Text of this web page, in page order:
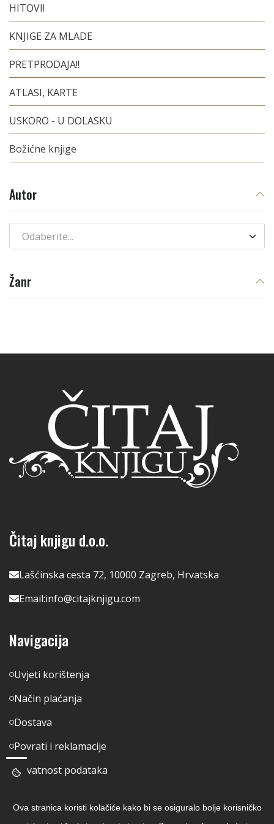
HITOVI!
KNJIGE ZA MLADE
PRETPRODAJA!!
ATLASI, KARTE
USKORO - U DOLASKU
Božićne knjige
Autor
Odaberite...
Žanr
Čitaj knjigu d.o.o.
Lašćinska cesta 72, 10000 Zagreb, Hrvatska
Email:info@citajknjigu.com
Navigacija
Uvjeti korištenja
Način plaćanja
Dostava
Povrati i reklamacije
Privatnost podataka
Pratite nas
Ova stranica koristi kolačiće kako bi se osiguralo bolje korisničko